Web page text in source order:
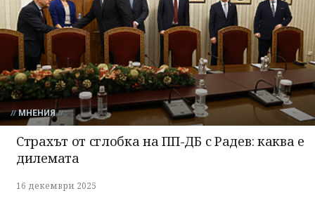
МНЕНИЯ
Страхът от сглобка на ПП-ДБ с Радев: каква е
дилемата
16 декември 2025